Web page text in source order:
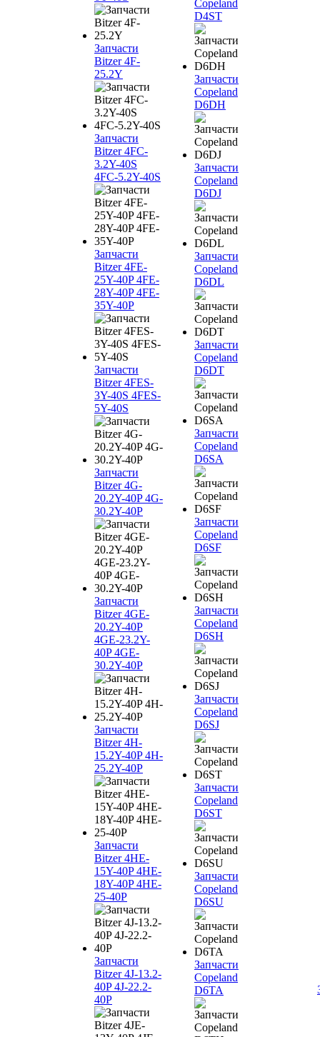
Запчасти
Bitzer 4F-
25.2Y
Запчасти
Bitzer 4FC-
3.2Y-40S
4FC-5.2Y-40S
Запчасти
Bitzer 4FE-
25Y-40P 4FE-
28Y-40P 4FE-
35Y-40P
Запчасти
Bitzer 4FES-
3Y-40S 4FES-
5Y-40S
Запчасти
Bitzer 4G-
20.2Y-40P 4G-
30.2Y-40P
Запчасти
Bitzer 4GE-
20.2Y-40P
4GE-23.2Y-
40P 4GE-
30.2Y-40P
Запчасти
Bitzer 4H-
15.2Y-40P 4H-
25.2Y-40P
Запчасти
Bitzer 4HE-
15Y-40P 4HE-
18Y-40P 4HE-
25-40P
Запчасти
Bitzer 4J‐13.2-
40P 4J‐22.2-
40P
Copeland
D4ST
Запчасти
Copeland
D6DH
Запчасти
Copeland
D6DJ
Запчасти
Copeland
D6DL
Запчасти
Copeland
D6DT
Запчасти
Copeland
D6SA
Запчасти
Copeland
D6SF
Запчасти
Copeland
D6SH
Запчасти
Copeland
D6SJ
Запчасти
Copeland
D6ST
Запчасти
Copeland
D6SU
Запчасти
Copeland
D6TA